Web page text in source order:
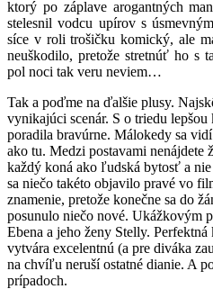
ktorý po záplave arogantných
stelesnil vodcu upírov s
síce v roli trošičku komický, ale
neuškodilo, pretože stretnúť ho s
pol noci tak veru neviem…
Tak a poďme na ďalšie plusy.
vynikajúci scenár. S o triedu
poradila bravúrne. Málokedy sa
ako tu. Medzi postavami nenájdete
každý koná ako ľudská bytosť a
sa niečo takéto objavilo pravé vo
znamenie, pretože konečne sa do
posunulo niečo nové. Ukážkovým
Ebena a jeho ženy Stelly. Perfektná
vytvára excelentnú (a pre diváka
na chvíľu neruší ostatné dianie. A
prípadoch.